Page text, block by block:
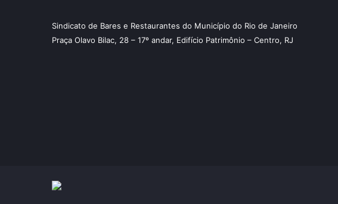
Sindicato de Bares e Restaurantes do Município do Rio de Janeiro
Praça Olavo Bilac, 28 – 17º andar, Edifício Patrimônio – Centro, RJ